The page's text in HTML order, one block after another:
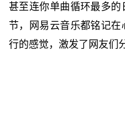
甚至连你单曲循环最多
节，网易云音乐都铭记
行的感觉，激发了网友们